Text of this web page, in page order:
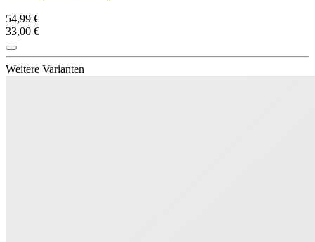
54,99 €
33,00 €
Weitere Varianten